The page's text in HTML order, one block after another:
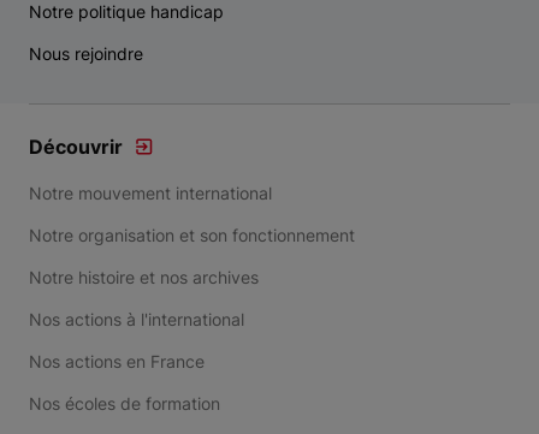
Notre politique handicap
Nous rejoindre
Découvrir
Notre mouvement international
Notre organisation et son fonctionnement
Notre histoire et nos archives
Nos actions à l'international
Nos actions en France
Nos écoles de formation